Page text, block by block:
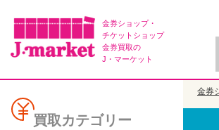
金券ショップ・
チケットショップ
金券買取の
J・マーケット
買取カテゴリー
金券